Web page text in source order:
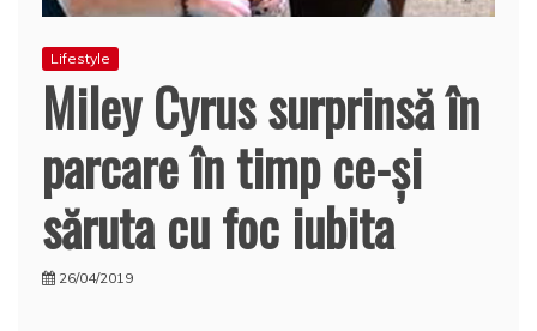
Lifestyle
Miley Cyrus surprinsă în
parcare în timp ce-şi
săruta cu foc iubita
26/04/2019